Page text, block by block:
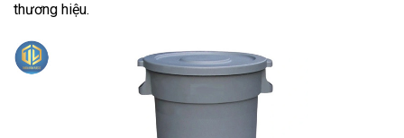
thương hiệu.